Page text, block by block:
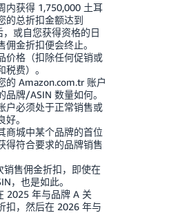
内获得 1,750,000 土耳
的总折扣金额达到
或自您获得资格的日
金折扣便会终止。
价格（扣除任何促销或
费）。
的 Amazon.com.tr 账户
牌/ASIN 数量如何。
户必须处于正常销售或
。
商城中某个品牌的首位
得符合要求的品牌销售
销售佣金折扣，即使在
，也是如此。
2025 年与品牌 A 关
扣，然后在 2026 年与